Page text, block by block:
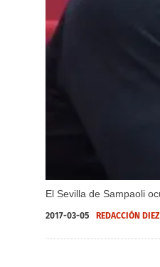
El Sevilla de Sampaoli
2017-03-05 REDACCIÓN DIEZ